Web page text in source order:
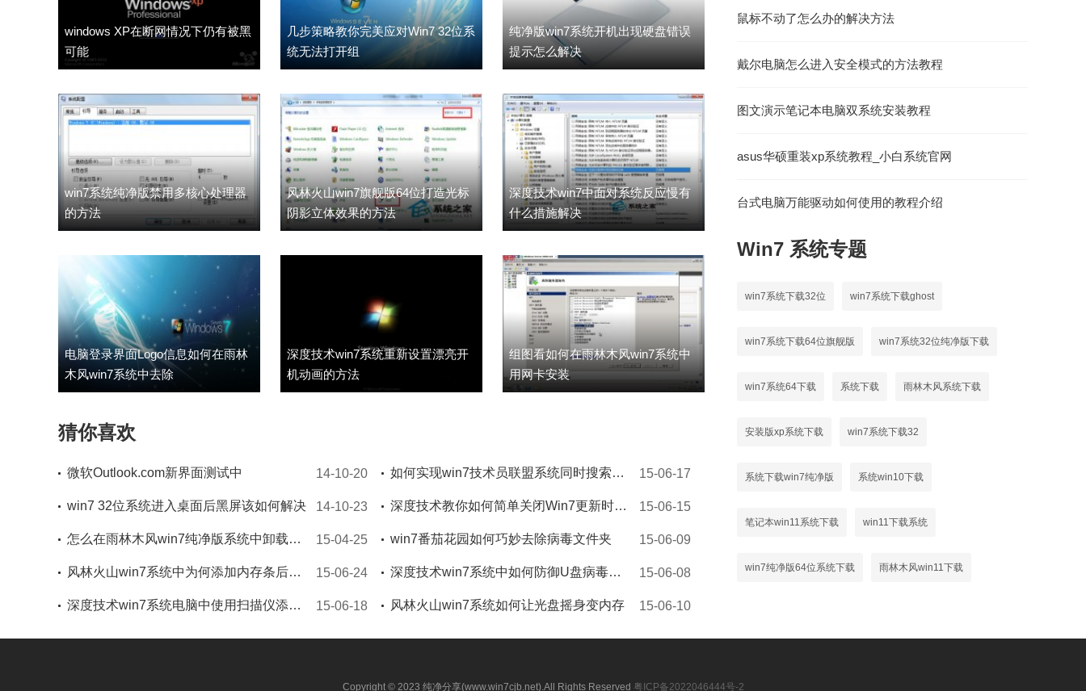
windows XP在断网情况下仍有被黑
可能
几步策略教你完美应对Win7 32位系
统无法打开组
纯净版win7系统开机出现硬盘错误
提示怎么解决
win7系统纯净版禁用多核心处理器
的方法
风林火山win7旗舰版64位打造光标
阴影立体效果的方法
深度技术win7中面对系统反应慢有
什么措施解决
电脑登录界面Logo信息如何在雨林
木风win7系统中去除
深度技术win7系统重新设置漂亮开
机动画的方法
组图看如何在雨林木风win7系统中
用网卡安装
猜你喜欢
微软Outlook.com新界面测试中 14-10-20
win7 32位系统进入桌面后黑屏该如何解决 14-10-23
怎么在雨林木风win7纯净版系统中卸载百度杀毒应用 15-04-25
风林火山win7系统中为何添加内存条后内存容量没改变 15-06-24
深度技术win7系统电脑中使用扫描仪添加的教程 15-06-18
如何实现win7技术员联盟系统同时搜索文件名与内容 15-06-17
深度技术教你如何简单关闭Win7更新时的提示的步骤 15-06-15
win7番茄花园如何巧妙去除病毒文件夹 15-06-09
深度技术win7系统中如何防御U盘病毒的传播 15-06-08
风林火山win7系统如何让光盘摇身变内存 15-06-10
鼠标不动了怎么办的解决方法
戴尔电脑怎么进入安全模式的方法教程
图文演示笔记本电脑双系统安装教程
asus华硕重装xp系统教程_小白系统官网
台式电脑万能驱动如何使用的教程介绍
Win7 系统专题
win7系统下载32位 win7系统下载ghost
win7系统下载64位旗舰版 win7系统32位纯净版下载
win7系统64下载 系统下载 雨林木风系统下载
安装版xp系统下载 win7系统下载32
系统下载win7纯净版 系统win10下载
笔记本win11系统下载 win11下载系统
win7纯净版64位系统下载 雨林木风win11下载
Copyright © 2023 纯净分享(www.win7cjb.net).All Rights Reserved 粤ICP备2022046444号-2